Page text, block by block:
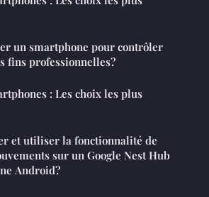
un smartphone pour contrôler
fins professionnelles?
: Les choix les plus
et utiliser la fonctionnalité de
sur un Google Nest Hub
Android?